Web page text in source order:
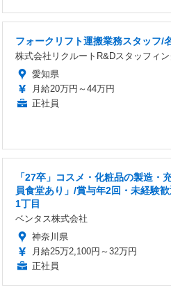
フォークリフト運搬業務スタッフ/
株式会社リクルートR&Dスタッフィン
愛知県
月給20万円～44万円
正社員
「27卒」コスメ・化粧品の製造・
員食堂あり」/賞与年2回・未経験
1丁目
ベンタス株式会社
神奈川県
月給25万2,100円～32万円
正社員